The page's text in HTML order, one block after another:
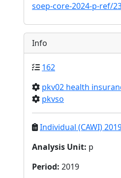
soep-core-2024-p-ref/
Info
162
pkv02 health
pkvso
Individual (CAWI)
Analysis Unit: p
Period: 2019